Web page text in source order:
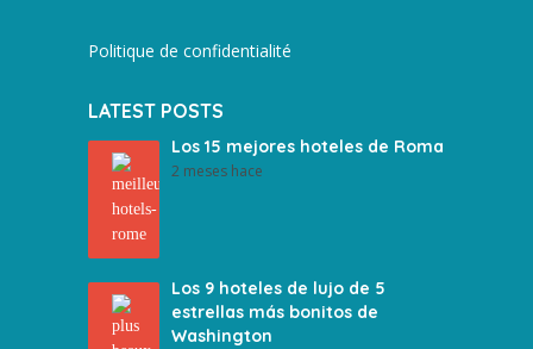
Politique de confidentialité
LATEST POSTS
Los 15 mejores hoteles de Roma
2 meses hace
Los 9 hoteles de lujo de 5
estrellas más bonitos de
Washington